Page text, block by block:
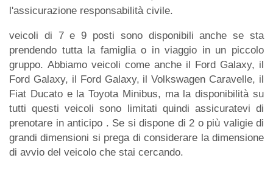
l'assicurazione responsabilità civile.
veicoli di 7 e 9 posti sono disponibili anche se sta
prendendo tutta la famiglia o in viaggio in un piccolo
gruppo. Abbiamo veicoli come anche il Ford Galaxy, il
Ford Galaxy, il Ford Galaxy, il Volkswagen Caravelle, il
Fiat Ducato e la Toyota Minibus, ma la disponibilità su
tutti questi veicoli sono limitati quindi assicuratevi di
prenotare in anticipo . Se si dispone di 2 o più valigie di
grandi dimensioni si prega di considerare la dimensione
di avvio del veicolo che stai cercando.